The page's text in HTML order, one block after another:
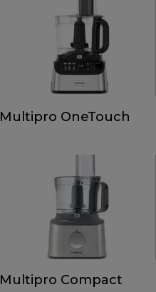
Multipro OneTouch
Multipro Compact